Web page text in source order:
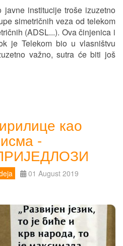
javne institucije troše izuzetno
simetričnih veza od telekom
(ADSL...). Ova činjenica i
je Telekom bio u vlasništvu
važno, sutra će biti još
као
-
01 August 2019